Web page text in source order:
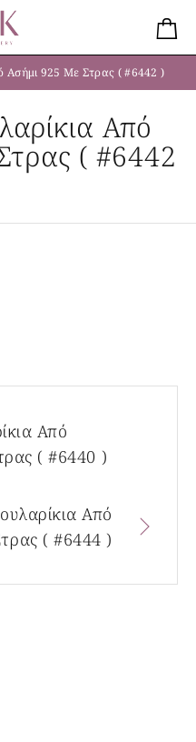
Ασήμι 925 Με Στρας ( #6442 )
Από
( #6442
Από
( #6440 )
Από
( #6444 )